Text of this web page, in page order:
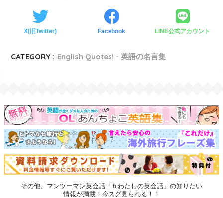
X(旧Twitter) Facebook LINE公式アカウント
CATEGORY : English Quotes! - 英語の名言集
その他、マンツーマン英会話「ｂわたしの英会話」の知りたい
情報が満載！今スグ見られる！！